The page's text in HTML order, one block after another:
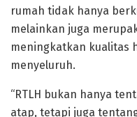
rumah tidak hanya
melainkan juga
meningkatkan kualitas
menyeluruh.
“RTLH bukan hanya
atap, tetapi juga